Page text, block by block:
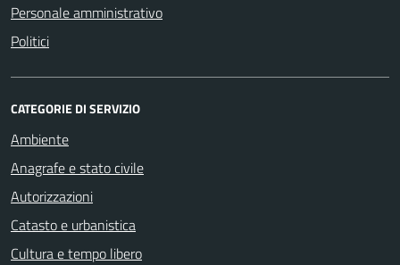
Personale amministrativo
Politici
CATEGORIE DI SERVIZIO
Ambiente
Anagrafe e stato civile
Autorizzazioni
Catasto e urbanistica
Cultura e tempo libero